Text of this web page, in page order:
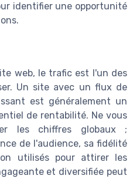
identifier une opportunité
web, le trafic est l'un des
Un site avec un flux de
est généralement un
de rentabilité. Ne vous
les chiffres globaux ;
de l'audience, sa fidélité
utilisés pour attirer les
et diversifiée peut